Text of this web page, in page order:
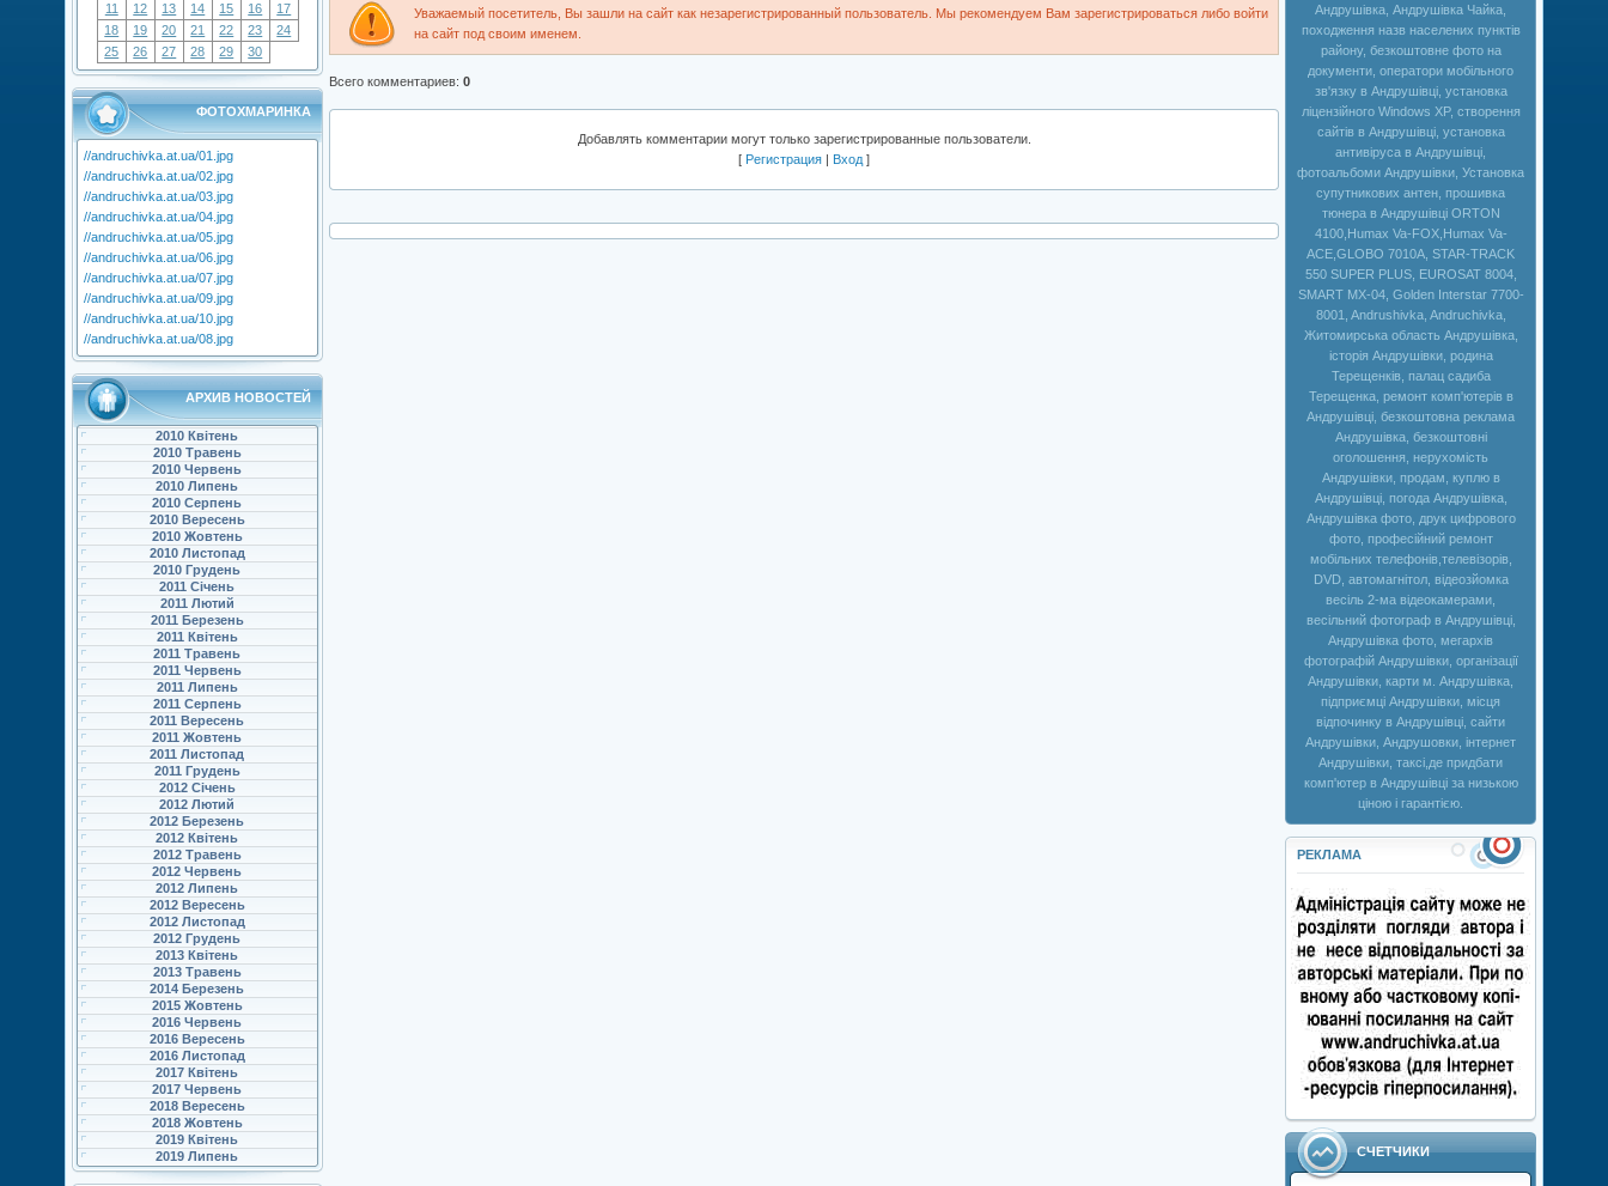
11
12 13 14 15 16
17
18
19 20 21 22 23
24
25
26 27 28 29 30
ФОТОХМАРИНКА
//andruchivka.at.ua/01.jpg
//andruchivka.at.ua/02.jpg
//andruchivka.at.ua/03.jpg
//andruchivka.at.ua/04.jpg
//andruchivka.at.ua/05.jpg
//andruchivka.at.ua/06.jpg
//andruchivka.at.ua/07.jpg
//andruchivka.at.ua/09.jpg
//andruchivka.at.ua/10.jpg
//andruchivka.at.ua/08.jpg
АРХИВ НОВОСТЕЙ
2010 Квітень
2010 Травень
2010 Червень
2010 Липень
2010 Серпень
2010 Вересень
2010 Жовтень
2010 Листопад
2010 Грудень
2011 Січень
2011 Лютий
2011 Березень
2011 Квітень
2011 Травень
2011 Червень
2011 Липень
2011 Серпень
2011 Вересень
2011 Жовтень
2011 Листопад
2011 Грудень
2012 Січень
2012 Лютий
2012 Березень
2012 Квітень
2012 Травень
2012 Червень
2012 Липень
2012 Вересень
2012 Листопад
2012 Грудень
2013 Квітень
2013 Травень
2014 Березень
2015 Жовтень
2016 Червень
2016 Вересень
2016 Листопад
2017 Квітень
2017 Червень
2018 Вересень
2018 Жовтень
2019 Квітень
2019 Липень
Андрушівка, Андрушівка Чайка,
походження назв населених пунктів
району, безкоштовне фото на
документи, оператори мобільного
зв'язку в Андрушівці, установка
ліцензійного Windows XP, створення
сайтів в Андрушівці, установка
антивіруса в Андрушівці,
фотоальбоми Андрушівки, Установка
супутникових антен, прошивка
тюнера в Андрушівці ORTON
4100,Humax Va-FOX,Нumax Va-
ACE,GLOBO 7010A, STAR-TRACK
550 SUPER PLUS, EUROSAT 8004,
SMART MX-04, Golden Interstar 7700-
8001, Andrushivka, Andruchivka,
Житомирська область Андрушівка,
історія Андрушівки, родина
Терещенків, палац садиба
Терещенка, ремонт комп'ютерів в
Андрушівці, безкоштовна реклама
Андрушівка, безкоштовні
оголошення, нерухомість
Андрушівки, продам, куплю в
Андрушівці, погода Андрушівка,
Андрушівка фото, друк цифрового
фото, професійний ремонт
мобільних телефонів,телевізорів,
DVD, автомагнітол, відеозйомка
весіль 2-ма відеокамерами,
весільний фотограф в Андрушівці,
Андрушівка фото, мегархів
фотографій Андрушівки, організації
Андрушівки, карти м. Андрушівка,
підприємці Андрушівки, місця
відпочинку в Андрушівці, сайти
Андрушівки, Андрушовки, інтернет
Андрушівки, таксі,де придбати
комп'ютер в Андрушівці за низькою
ціною і гарантією.
РЕКЛАМА
СЧЕТЧИКИ
Уважаемый посетитель, Вы зашли на сайт как незарегистрированный пользователь. Мы рекомендуем Вам зарегистрироваться либо войти
на сайт под своим именем.
Всего комментариев: 0
Добавлять комментарии могут только зарегистрированные пользователи.
[ Регистрация | Вход ]